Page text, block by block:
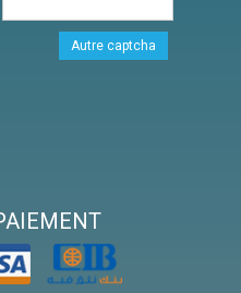
Autre captcha